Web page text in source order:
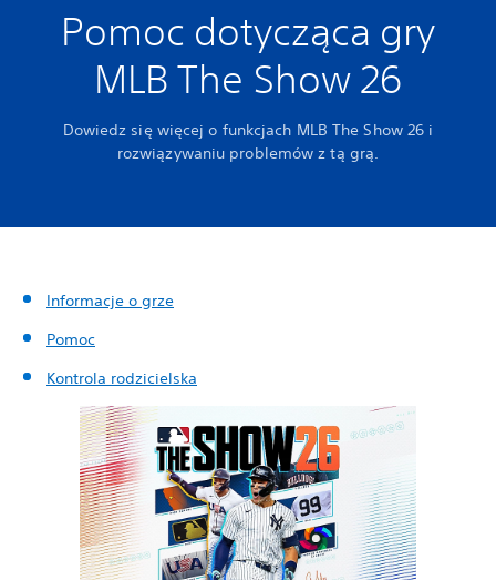
Pomoc dotycząca gry
MLB The Show 26
Dowiedz się więcej o funkcjach MLB The Show 26 i
rozwiązywaniu problemów z tą grą.
Informacje o grze
Pomoc
Kontrola rodzicielska